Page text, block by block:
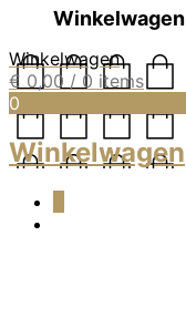
Winkelwagen
Winkelwagen
€ 0,00 / 0 items
0
Winkelwagen